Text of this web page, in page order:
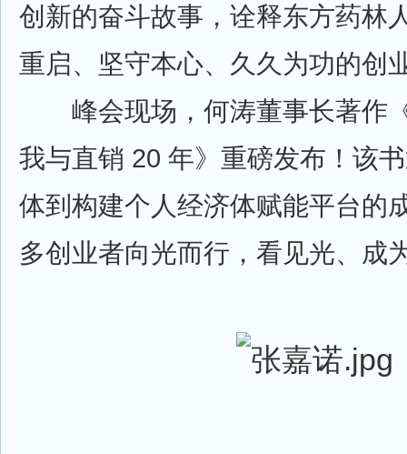
创新的奋斗故事，诠释东方药林
重启、坚守本心、久久为功的创
峰会现场，何涛董事长著作
我与直销 20 年》重磅发布！该
体到构建个人经济体赋能平台的
多创业者向光而行，看见光、成